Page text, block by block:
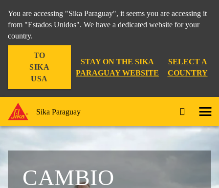
You are accessing "Sika Paraguay", it seems you are accessing it
from "Estados Unidos". We have a dedicated website for your
country.
TO
SIKA
USA
STAY ON THE SIKA
PARAGUAY WEBSITE
SELECT A
COUNTRY
Sika Paraguay
CAMBIO